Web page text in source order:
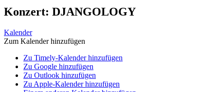
Konzert: DJANGOLOGY
Kalender
Zum Kalender hinzufügen
Zu Timely-Kalender hinzufügen
Zu Google hinzufügen
Zu Outlook hinzufügen
Zu Apple-Kalender hinzufügen